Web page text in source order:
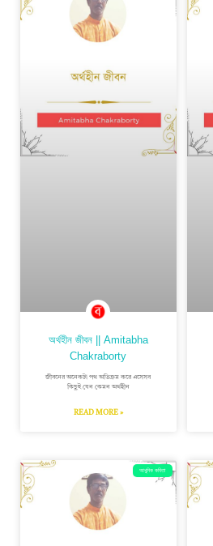
অর্থহীন জীবন || Amitabha
Chakraborty
জীবনের অনেকটা পথ অতিক্রম করে এসেসব
কিছুই যেন কেমন অর্থহীন
READ MORE »
আধুনিক কবিতা